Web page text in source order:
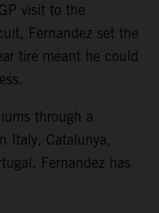
visit to the
Fernandez set the
tire meant he could
through a
Italy, Catalunya,
Fernandez has